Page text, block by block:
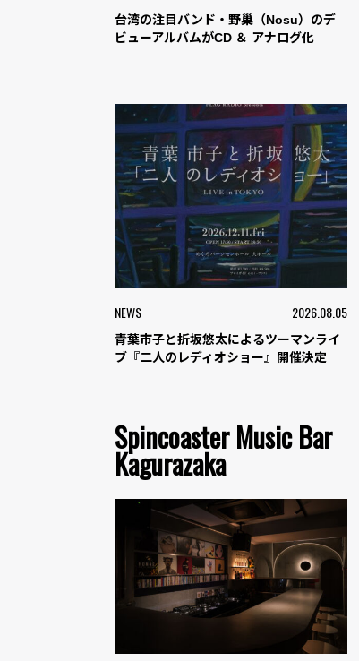
台湾の注目バンド・野巢（Nosu）のデ
ビューアルバムがCD ＆ アナログ化
NEWS 2026.08.05
青葉市子と折坂悠太によるツーマンライ
ブ『二人のレディオショー』開催決定
Spincoaster Music Bar
Kagurazaka